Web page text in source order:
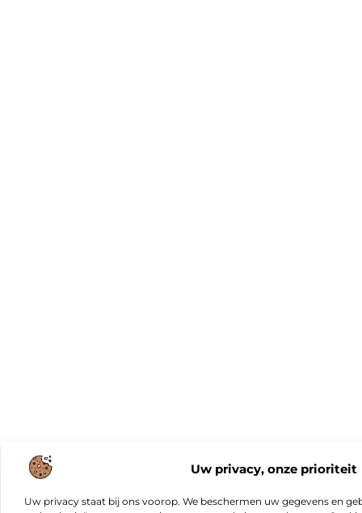
Uw privacy, onze prioriteit
Uw privacy staat bij ons voorop. We beschermen uw gegevens en